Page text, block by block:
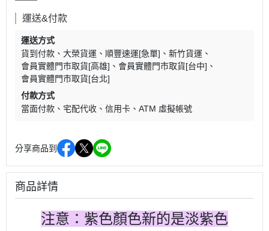
運送&付款
運送方式
貨到付款
大榮貨運 順豐速運[急單]
新竹貨運
會員實體門市取貨[高雄]
會員實體門市取貨[台中]
會員實體門市取貨[台北]
付款方式
當面付款
宅配代收 信用卡 ATM 虛擬帳號
分享商品到
商品詳情
注意：紫色顏色新的是淡紫色